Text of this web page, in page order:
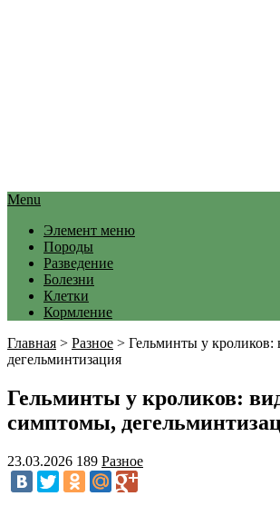
Menu
Элемент меню
Породы
Разведение
Болезни
Клетки
Кормление
Главная > Разное > Гельминты у
дегельминтизация
Гельминты у кроликов:
симптомы,
23.03.2026 189 Разное